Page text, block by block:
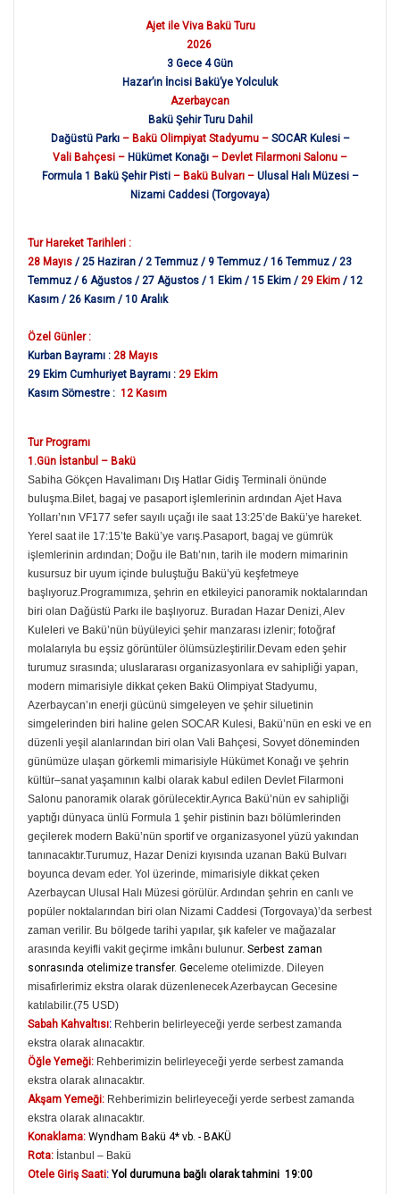
Ajet ile Viva Bakü Turu
2026
3 Gece 4 Gün
Hazar’ın İncisi Bakü’ye Yolculuk
Azerbaycan
Bakü Şehir Turu Dahil
Dağüstü Parkı – Bakü Olimpiyat Stadyumu – SOCAR Kulesi –
Vali Bahçesi – Hükümet Konağı – Devlet Filarmoni Salonu –
Formula 1 Bakü Şehir Pisti – Bakü Bulvarı – Ulusal Halı Müzesi –
Nizami Caddesi (Torgovaya)
Tur Hareket Tarihleri :
28 Mayıs / 25 Haziran / 2 Temmuz / 9 Temmuz / 16 Temmuz / 23
Temmuz / 6 Ağustos / 27 Ağustos / 1 Ekim / 15 Ekim / 29 Ekim / 12
Kasım / 26 Kasım / 10 Aralık
Özel Günler :
Kurban Bayramı : 28 Mayıs
29 Ekim Cumhuriyet Bayramı : 29 Ekim
Kasım Sömestre : 12 Kasım
Tur Programı
1.Gün İstanbul – Bakü
Sabiha Gökçen Havalimanı Dış Hatlar Gidiş Terminali önünde
buluşma.Bilet, bagaj ve pasaport işlemlerinin ardından Ajet Hava
Yolları’nın VF177 sefer sayılı uçağı ile saat 13:25’de Bakü’ye hareket.
Yerel saat ile 17:15’te Bakü’ye varış.Pasaport, bagaj ve gümrük
işlemlerinin ardından; Doğu ile Batı’nın, tarih ile modern mimarinin
kusursuz bir uyum içinde buluştuğu Bakü’yü keşfetmeye
başlıyoruz.Programımıza, şehrin en etkileyici panoramik noktalarından
biri olan Dağüstü Parkı ile başlıyoruz. Buradan Hazar Denizi, Alev
Kuleleri ve Bakü’nün büyüleyici şehir manzarası izlenir; fotoğraf
molalarıyla bu eşsiz görüntüler ölümsüzleştirilir.Devam eden şehir
turumuz sırasında; uluslararası organizasyonlara ev sahipliği yapan,
modern mimarisiyle dikkat çeken Bakü Olimpiyat Stadyumu,
Azerbaycan’ın enerji gücünü simgeleyen ve şehir siluetinin
simgelerinden biri haline gelen SOCAR Kulesi, Bakü’nün en eski ve en
düzenli yeşil alanlarından biri olan Vali Bahçesi, Sovyet döneminden
günümüze ulaşan görkemli mimarisiyle Hükümet Konağı ve şehrin
kültür–sanat yaşamının kalbi olarak kabul edilen Devlet Filarmoni
Salonu panoramik olarak görülecektir.Ayrıca Bakü’nün ev sahipliği
yaptığı dünyaca ünlü Formula 1 şehir pistinin bazı bölümlerinden
geçilerek modern Bakü’nün sportif ve organizasyonel yüzü yakından
tanınacaktır.Turumuz, Hazar Denizi kıyısında uzanan Bakü Bulvarı
boyunca devam eder. Yol üzerinde, mimarisiyle dikkat çeken
Azerbaycan Ulusal Halı Müzesi görülür. Ardından şehrin en canlı ve
popüler noktalarından biri olan Nizami Caddesi (Torgovaya)’da serbest
zaman verilir. Bu bölgede tarihi yapılar, şık kafeler ve mağazalar
arasında keyifli vakit geçirme imkânı bulunur. Serbest zaman
sonrasında otelimize transfer. Geceleme otelimizde. Dileyen
misafirlerimiz ekstra olarak düzenlenecek Azerbaycan Gecesine
katılabilir.(75 USD)
Sabah Kahvaltısı: Rehberin belirleyeceği yerde serbest zamanda
ekstra olarak alınacaktır.
Öğle Yemeği: Rehberimizin belirleyeceği yerde serbest zamanda
ekstra olarak alınacaktır.
Akşam Yemeği: Rehberimizin belirleyeceği yerde serbest zamanda
ekstra olarak alınacaktır.
Konaklama: Wyndham Bakü 4* vb. - BAKÜ
Rota: İstanbul – Bakü
Otele Giriş Saati: Yol durumuna bağlı olarak tahmini 19:00